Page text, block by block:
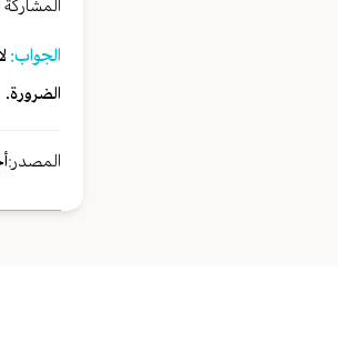
الجواب:
الضرورة.
المصدر: